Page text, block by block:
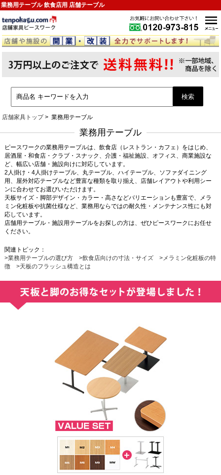
業務用テーブル 飲食店用 店舗テーブル
店舗家具トップ 業務用テーブル
業務用テーブル
ピースワークの業務用テーブルは、飲食店（レストラン・カフェ）をはじめ、
居酒屋・和食店・クラブ・スナック、介護・福祉施設、オフィス、商業施設な
ど、幅広い店舗・施設向けに対応しています。
2人掛け・4人掛けテーブル、丸テーブル、ハイテーブル、ソファダイニング
用、屋外対応テーブルなど豊富な種類を取り揃え、店舗レイアウトや利用シー
ンに合わせてお選びいただけます。
天板サイズ・脚部デザイン・カラー・高さなどバリエーションも豊富で、メラ
ミン化粧板や抗菌仕様など、業務用ならではの耐久性・メンテナンス性にも対
応しています。
店舗用テーブル・施設用テーブルをお探しの方は、ぜひピースワークにお任せ
ください。
関連トピック：
>業務用テーブルの選び方
>飲食店向けの寸法・サイズ
>メラミン化粧板の特
徴
>天板のフラッシュ構造とは